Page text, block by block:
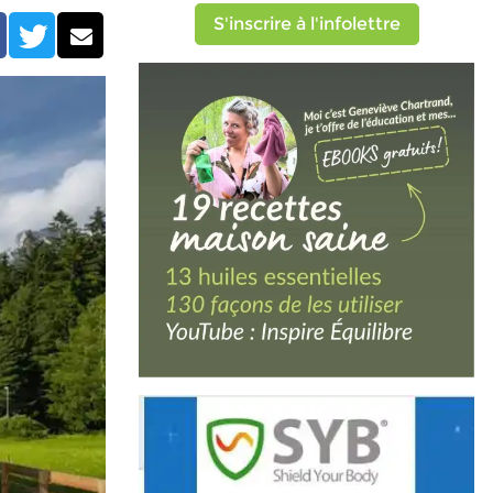
TwitterCourriel S'inscrire à l'infolettre